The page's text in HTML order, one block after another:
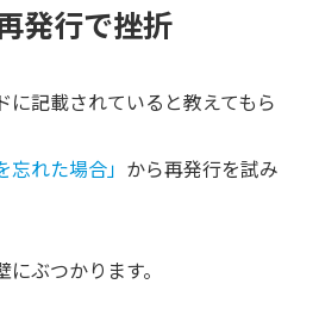
発行で挫折
に記載されていると教えてもら
忘れた場合」 から再発行を試み
ぶつかります。